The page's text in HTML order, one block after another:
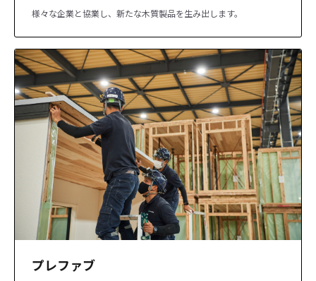
様々な企業と協業し、新たな木質製品を生み出します。
プレファブ